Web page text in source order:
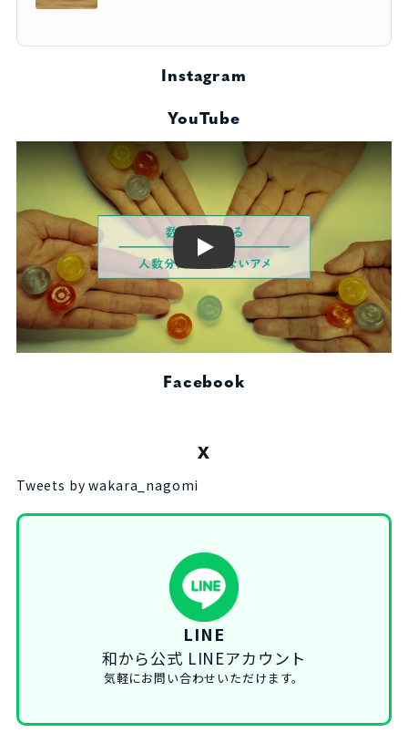
Instagram
YouTube
Play
Facebook
X
Tweets by wakara_nagomi
LINE
和から公式 LINEアカウント
気軽にお問い合わせいただけます。